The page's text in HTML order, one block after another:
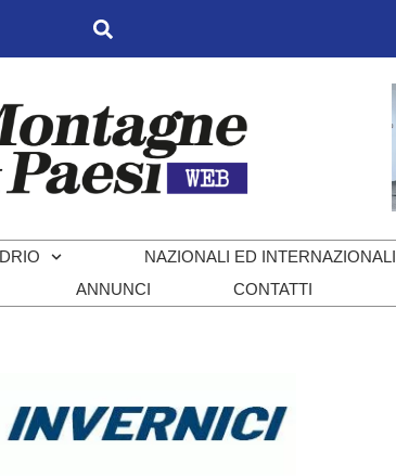
NAZIONALI ED INTERNAZIONALI
ANNUNCI CONTATTI